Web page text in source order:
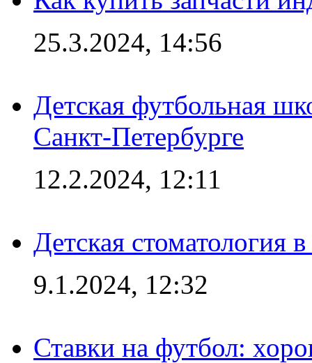
25.3.2024, 14:56
Детская футбольная
Санкт-Петербурге
12.2.2024, 12:11
Детская стоматология
9.1.2024, 12:32
Ставки на футбол: